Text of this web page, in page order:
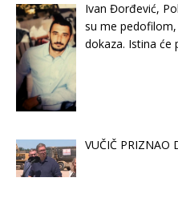
Ivan Đorđević,
su me
dokaza. Istina će
VUČIČ PRIZNAO